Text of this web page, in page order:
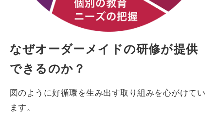
なぜオーダーメイドの研修が提供
できるのか？
図のように好循環を生み出す取り組みを心がけてい
ます。